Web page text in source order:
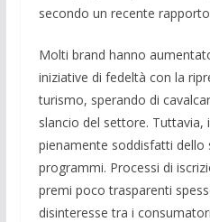
secondo un recente
Molti brand hanno
iniziative di fedeltà con la
turismo, sperando di
slancio del settore.
pienamente soddisfatti
programmi. Processi di
premi poco trasparenti
disinteresse tra i